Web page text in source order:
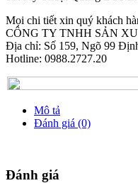
Mọi chi tiết xin quý khách
CÔNG TY TNHH SẢN
Địa chỉ: Số 159, Ngõ 99
Hotline: 0988.2727.20
Mô tả
Đánh giá (0)
Đánh giá